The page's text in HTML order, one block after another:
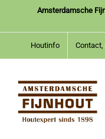
inhoud
Amsterdamsche
Houtinfo Contact,